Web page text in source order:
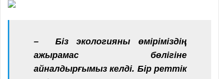
– Біз экологияны өміріміздің
ажырамас бөлігіне
айналдырғымыз келді. Бір реттік